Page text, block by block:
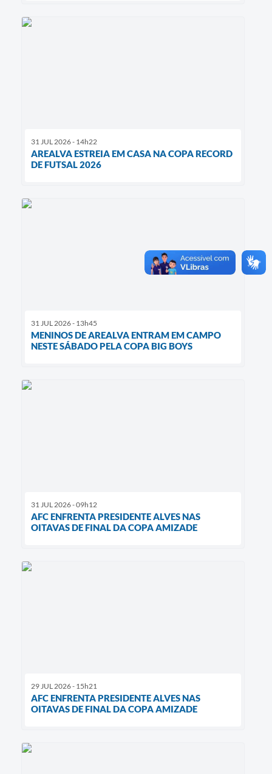
31 JUL 2026 - 14h22
AREALVA ESTREIA EM CASA NA COPA RECORD
DE FUTSAL 2026
31 JUL 2026 - 13h45
MENINOS DE AREALVA ENTRAM EM CAMPO
NESTE SÁBADO PELA COPA BIG BOYS
31 JUL 2026 - 09h12
AFC ENFRENTA PRESIDENTE ALVES NAS
OITAVAS DE FINAL DA COPA AMIZADE
29 JUL 2026 - 15h21
AFC ENFRENTA PRESIDENTE ALVES NAS
OITAVAS DE FINAL DA COPA AMIZADE